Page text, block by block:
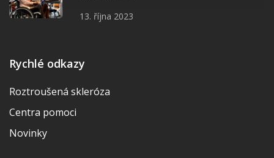
13. října 2023
Rychlé odkazy
Roztroušená skleróza
Centra pomoci
Novinky